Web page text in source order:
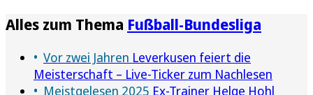
Alles zum Thema Fußball-Bundesliga
Vor zwei Jahren Leverkusen feiert die
Meisterschaft – Live-Ticker zum Nachlesen
Meistgelesen 2025 Ex-Trainer Helge Hohl